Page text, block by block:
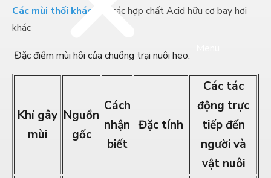
Các mùi thối khác:
Từ các hợp chất Acid hữu cơ bay hơi
khác
Đặc điểm mùi hôi của chuồng trại nuôi heo:
Khí gây
mùi
Nguồn
gốc
Cách
nhận
biết
Đặc tính
Các tác
động trực
tiếp đến
người và
vật nuôi